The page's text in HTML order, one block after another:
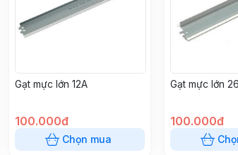
Gạt mực lớn 12A
100.000đ
Chọn mua
Gạt mực lớn
100.000đ